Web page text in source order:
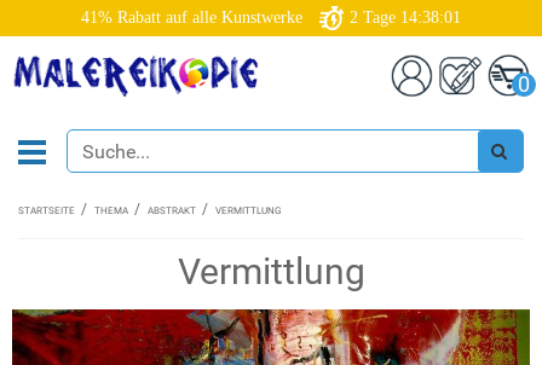
41% Rabatt auf alle Kunstwerke 2 Tage 14:38:00
0
STARTSEITE THEMA ABSTRAKT VERMITTLUNG
Vermittlung